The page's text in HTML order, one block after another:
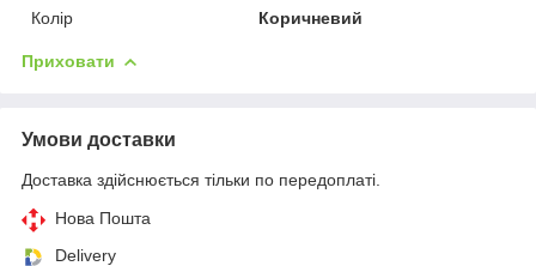
Колір
Коричневий
Приховати
Умови доставки
Доставка здійснюється тільки по передоплаті.
Нова Пошта
Delivery